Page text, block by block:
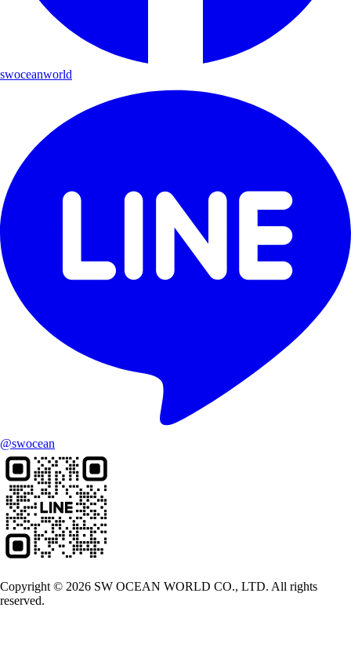
swoceanworld
@swocean
Copyright © 2026 SW OCEAN WORLD CO., LTD. All rights
reserved.